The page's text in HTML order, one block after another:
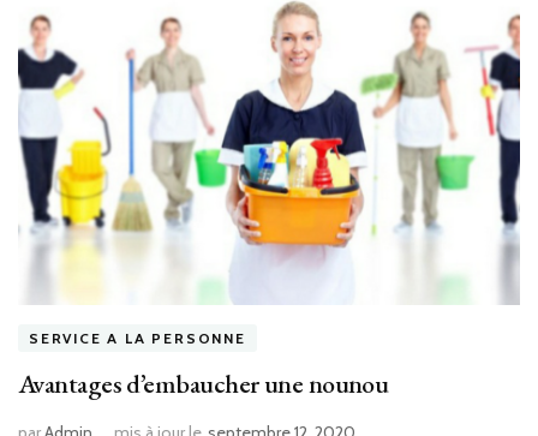
SERVICE A LA PERSONNE
Avantages d’embaucher une nounou